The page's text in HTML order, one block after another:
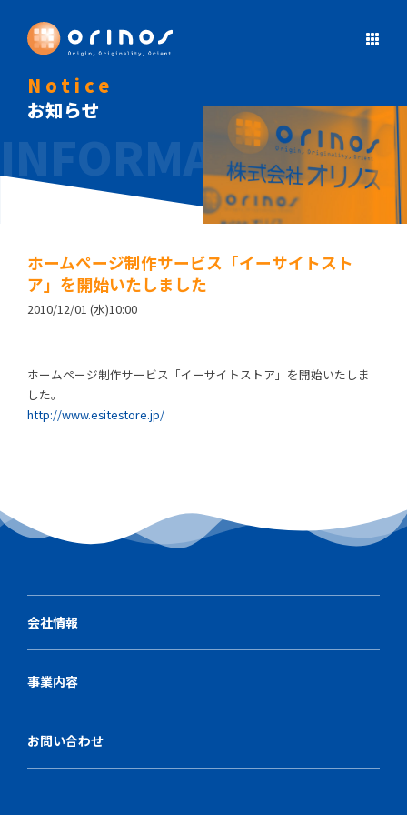
Notice
お知らせ
ホームページ制作サービス「イーサイトスト
ア」を開始いたしました
2010/12/01 (水)10:00
ホームページ制作サービス「イーサイトストア」を開始いたしま
した。
http://www.esitestore.jp/
会社情報
事業内容
お問い合わせ